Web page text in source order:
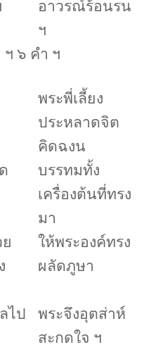
อาวรณ์ร้อนรน
ฯ
ฯ ๖ คำ ฯ
พระพี่เลี้ยง
ประหลาดจิต
คิดฉงน
บรรทมทั้ง
เครื่องต้นที่ทรง
มา
ให้พระองค์ทรง
ผลัดภูษา
ไป
พระจึงอุตส่าห์
สะกดใจ ฯ